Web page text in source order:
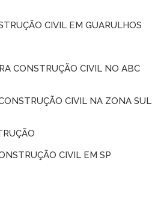
CIVIL EM GUARULHOS
CONSTRUÇÃO CIVIL NO ABC
CIVIL NA ZONA SUL
CIVIL EM SP